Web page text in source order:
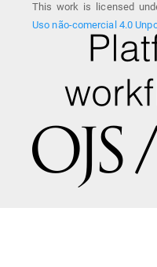
This work is licensed
Uso não-comercial 4.0